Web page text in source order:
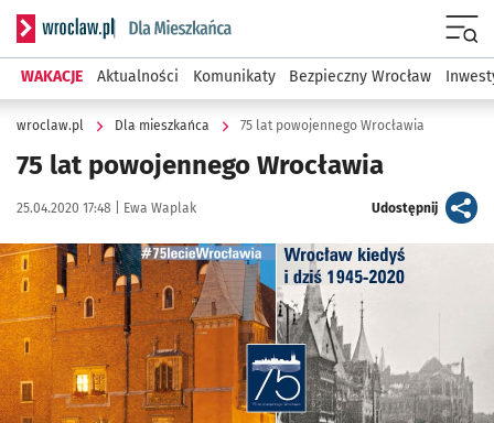
Serwis informacyjny wroclaw.pl podserwis: Dla mieszkańca
WAKACJE Aktualności Komunikaty Bezpieczny Wrocław
wroclaw.pl Dla mieszkańca 75 lat powojennego Wrocławia
75 lat powojennego Wrocławia
Data publikacji:
25.04.2020 17:48 | Autor:
Ewa Waplak Udostępnijartykuł
Kliknij, aby powiększyć